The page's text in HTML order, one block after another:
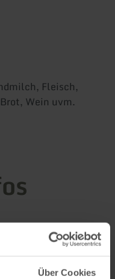
Über Cookies
Fleisch,
Wein uvm.